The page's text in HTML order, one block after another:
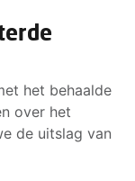
het behaalde
over het
de uitslag van